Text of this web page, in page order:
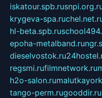
iskatour.spb.ru
krygeva-spa.ru
hl-beta.spb.ru
epoha-metalband.ru
dieselvostok.ru
regsmi.rufilmnetwork.ru
h2o-salon.ru
tango-perm.rugooddir.ru